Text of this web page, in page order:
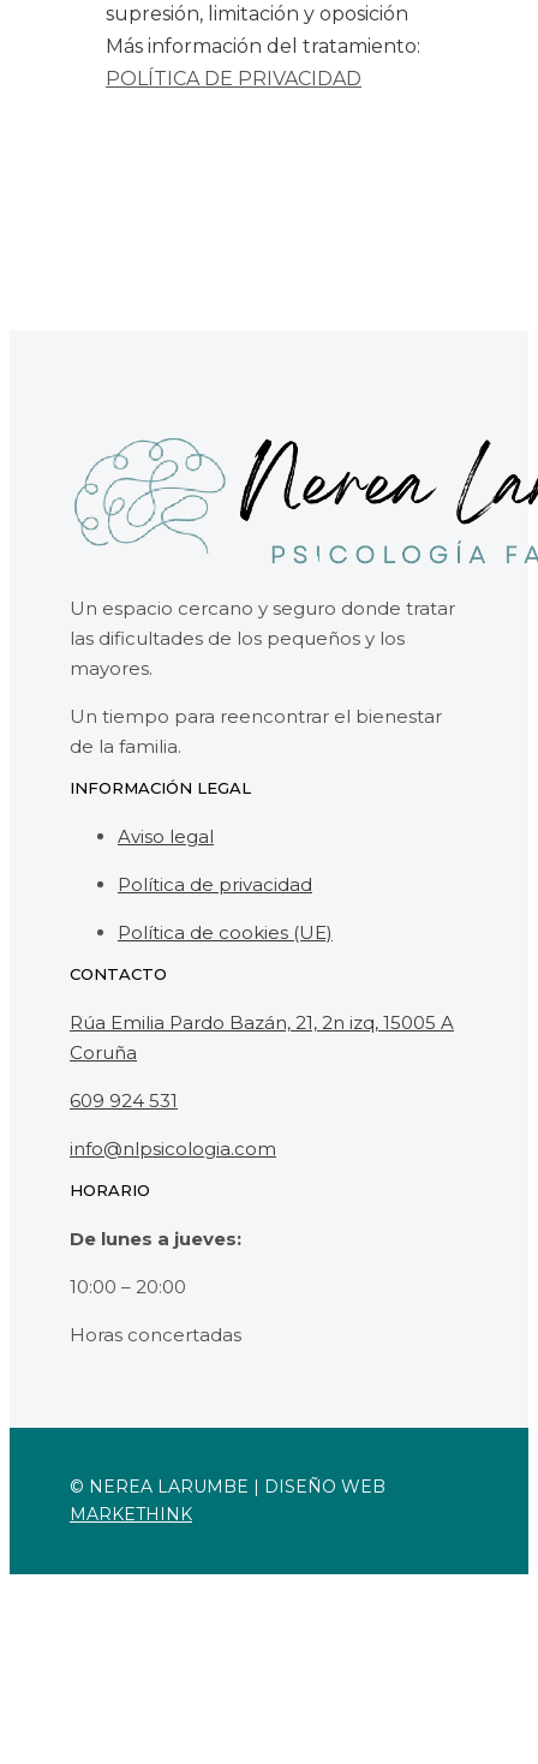
supresión, limitación y oposición
Más información del tratamiento:
POLÍTICA DE PRIVACIDAD
Un espacio cercano y seguro donde tratar
las dificultades de los pequeños y los
mayores.
Un tiempo para reencontrar el bienestar
de la familia.
INFORMACIÓN LEGAL
Aviso legal
Política de privacidad
Política de cookies (UE)
CONTACTO
Rúa Emilia Pardo Bazán, 21, 2n izq, 15005 A
Coruña
609 924 531
info@nlpsicologia.com
HORARIO
De lunes a jueves:
10:00 – 20:00
Horas concertadas
© NEREA LARUMBE | DISEÑO WEB
MARKETHINK